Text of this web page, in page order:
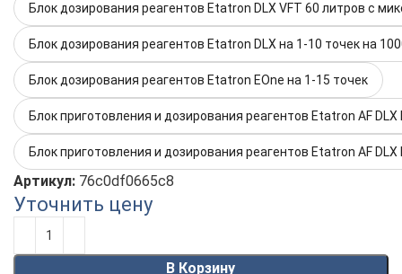
Блок дозирования реагентов Etatron DLX VFT 60 литров с
Блок дозирования реагентов Etatron DLX на 1-10 точек на
Блок дозирования реагентов Etatron EOne на 1-15 точек
Блок приготовления и дозирования реагентов Etatron AF DLX
Блок приготовления и дозирования реагентов Etatron AF DLX
Артикул: 76c0df0665c8
Уточнить цену
В Корзину
Alternative: